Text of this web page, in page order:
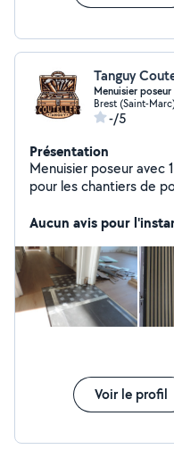
Tanguy
Menuisier poseur
Brest (Saint-
-/5
Présentation
Menuisier poseur avec
pour les chantiers de
parquets, placo,
contacter en privé, je
si je ne paye pas
Aucun avis pour
Voir le profil